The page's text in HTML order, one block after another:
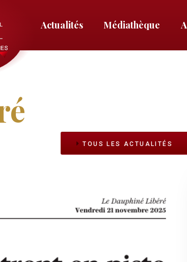
Menu
droite
Actualités Médiathèque
TOUS LES ACTUALITÉS